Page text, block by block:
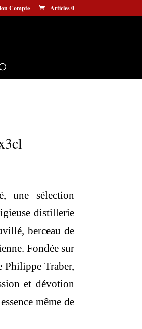
Compte Articles 0
une sélection
distillerie
berceau de
Fondée sur
Philippe Traber,
et dévotion
même de